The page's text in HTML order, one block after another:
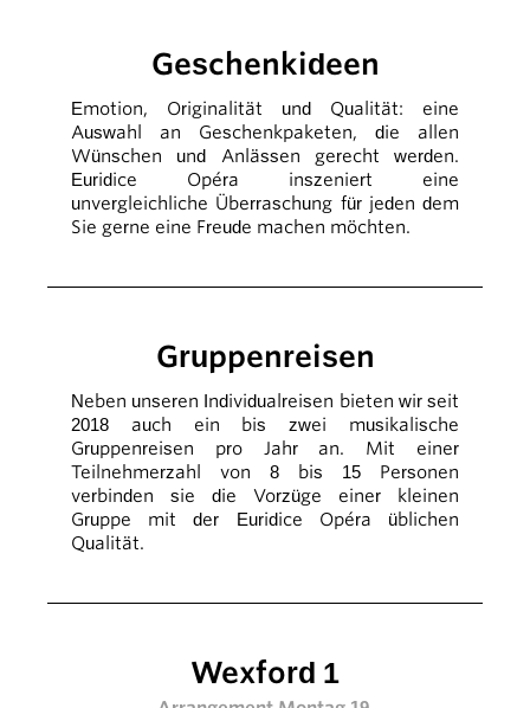
Geschenkideen
Emotion, Originalität und Qualität: eine
Auswahl an Geschenkpaketen, die allen
Wünschen und Anlässen gerecht werden.
Euridice Opéra inszeniert eine
unvergleichliche Überraschung für jeden dem
Sie gerne eine Freude machen möchten.
Gruppenreisen
Neben unseren Individualreisen bieten wir seit
2018 auch ein bis zwei musikalische
Gruppenreisen pro Jahr an. Mit einer
Teilnehmerzahl von 8 bis 15 Personen
verbinden sie die Vorzüge einer kleinen
Gruppe mit der Euridice Opéra üblichen
Qualität.
Wexford 1